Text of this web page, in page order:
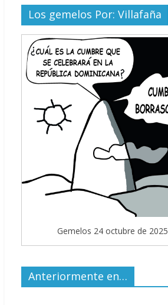
Los gemelos Por: Villafaña
Gemelos 24 octubre de 2025
Anteriormente en…